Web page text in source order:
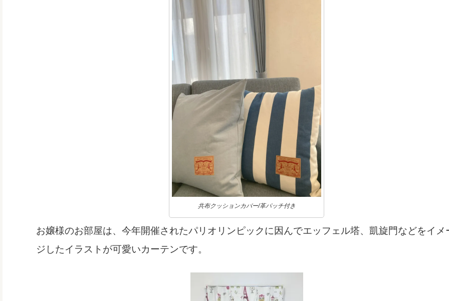
共布クッションカバー/革パッチ付き
お嬢様のお部屋は、今年開催されたパリオリンピックに因んでエッフェル塔、凱旋門などをイメ
ジしたイラストが可愛いカーテンです。